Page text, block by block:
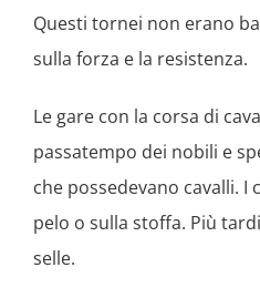
Questi tornei non erano
sulla forza e la resistenza.
Le gare con la corsa di
passatempo dei nobili e
che possedevano cavalli. I
pelo o sulla stoffa. Più
selle.